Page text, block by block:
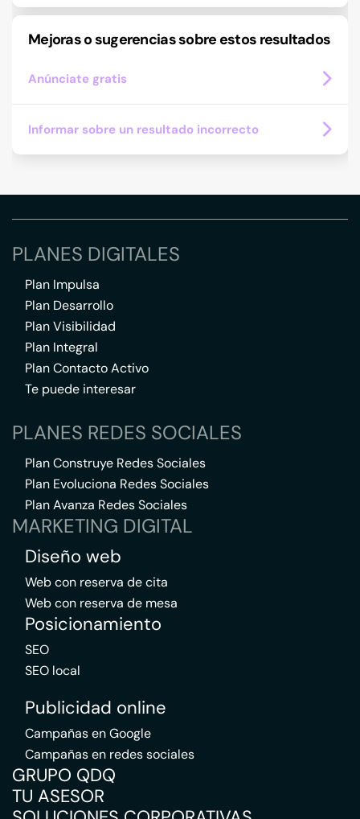
Mejoras o sugerencias sobre estos resultados
Anúnciate gratis
Informar sobre un resultado incorrecto
PLANES DIGITALES
Plan Impulsa
Plan Desarrollo
Plan Visibilidad
Plan Integral
Plan Contacto Activo
Te puede interesar
PLANES REDES SOCIALES
Plan Construye Redes Sociales
Plan Evoluciona Redes Sociales
Plan Avanza Redes Sociales
MARKETING DIGITAL
Diseño web
Web con reserva de cita
Web con reserva de mesa
Posicionamiento
SEO
SEO local
Publicidad online
Campañas en Google
Campañas en redes sociales
GRUPO QDQ
TU ASESOR